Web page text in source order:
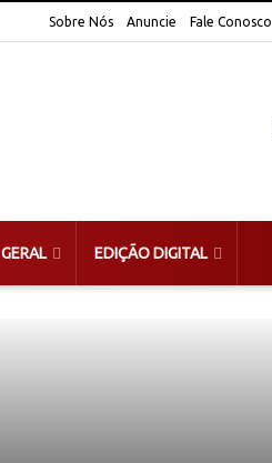
Sobre Nós Anuncie Fale Conosco
GERAL EDIÇÃO DIGITAL